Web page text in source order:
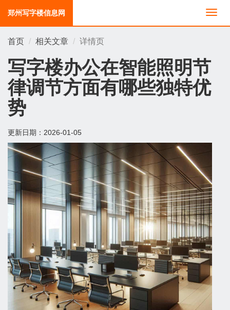
切
换
郑州写字楼信息网
首页 相关文章 详情页
写字楼办公在智能照明节
律调节方面有哪些独特优
势
更新日期： 2026-01-05